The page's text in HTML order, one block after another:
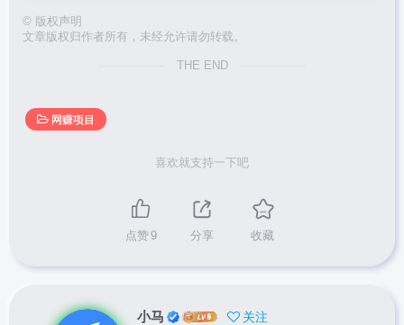
© 版权声明
文章版权归作者所有，未经允许请勿转载。
THE END
网赚项目
喜欢就支持一下吧
点赞9 分享 收藏
小马 关注